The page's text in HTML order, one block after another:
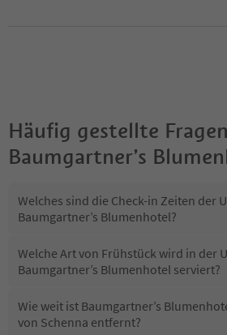
Häufig gestellte
Baumgartner’s
Welches sind die Check-in Zeiten der
Baumgartner’s Blumenhotel?
Welche Art von Frühstück wird in der
Baumgartner’s Blumenhotel serviert?
Wie weit ist Baumgartner’s
von Schenna entfernt?